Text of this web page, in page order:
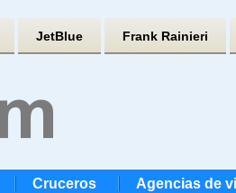
JetBlue Frank Rainieri
Cruceros Agencias de